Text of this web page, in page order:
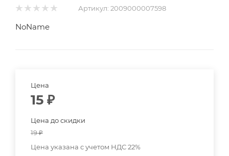
Артикул: 2009000007598
NoName
Цена
15 ₽
Цена до скидки
19₽
Цена указана с учетом НДС 22%